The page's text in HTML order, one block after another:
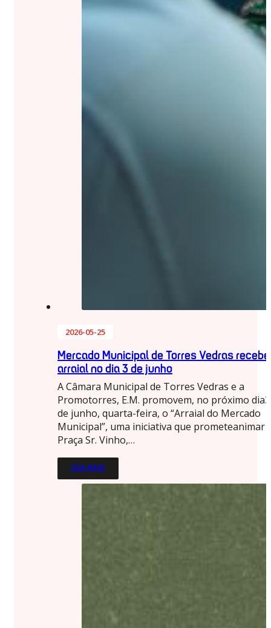
2026-05-25
Mercado Municipal de Torres Vedras recebe
arraial no dia 3 de junho
A Câmara Municipal de Torres Vedras e a
Promotorres, E.M. promovem, no próximo dia3
de junho, quarta-feira, o “Arraial do Mercado
Municipal”, uma iniciativa que prometeanimar
Praça Sr. Vinho,…
LEIA MAIS